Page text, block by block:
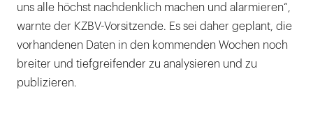
uns alle höchst nachdenklich machen und alarmieren“,
warnte der KZBV-Vorsitzende. Es sei daher geplant, die
vorhandenen Daten in den kommenden Wochen noch
breiter und tiefgreifender zu analysieren und zu
publizieren.